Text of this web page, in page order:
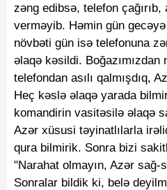
zəng edibsə, telefon
verməyib. Həmin gün
növbəti gün isə telefonuna
əlaqə kəsildi.
telefondan asılı qalmışdıq,
Heç kəslə əlaqə yarada
komandirin vasitəsilə əlaqə
Azər xüsusi təyinatlılarla
qura bilmirik. Sonra bizi
"Narahat olmayın, Azər sağ-
Sonralar bildik ki, belə